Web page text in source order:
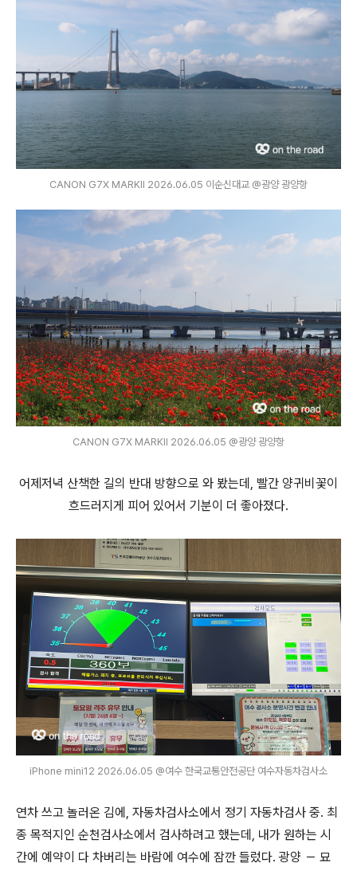
CANON G7X MARKⅡ 2026.06.05 이순신대교 @광양 광양항
CANON G7X MARKⅡ 2026.06.05 @광양 광양항
어제저녁 산책한 길의 반대 방향으로 와 봤는데, 빨간 양귀비꽃이
흐드러지게 피어 있어서 기분이 더 좋아졌다.
iPhone mini12 2026.06.05 @여수 한국교통안전공단 여수자동차검사소
연차 쓰고 놀러온 김에, 자동차검사소에서 정기 자동차검사 중. 최
종 목적지인 순천검사소에서 검사하려고 했는데, 내가 원하는 시
간에 예약이 다 차버리는 바람에 여수에 잠깐 들렀다. 광양 － 묘